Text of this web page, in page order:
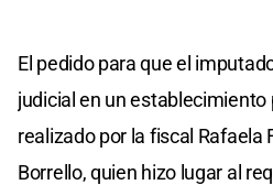
El pedido para que el
judicial en un
realizado por la fiscal Rafaela
Borrello, quien hizo lugar al